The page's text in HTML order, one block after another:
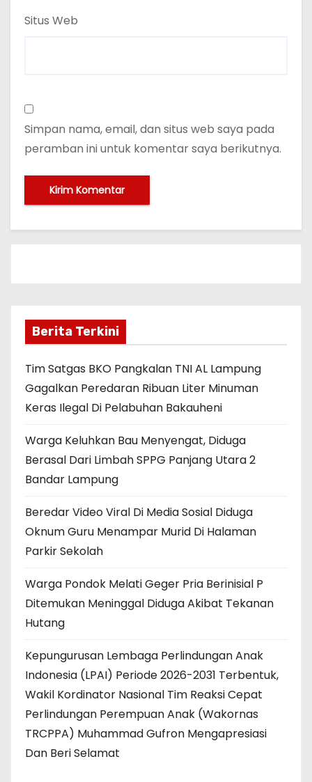
Situs Web
Simpan nama, email, dan situs web saya pada
peramban ini untuk komentar saya berikutnya.
Berita Terkini
Tim Satgas BKO Pangkalan TNI AL Lampung
Gagalkan Peredaran Ribuan Liter Minuman
Keras Ilegal Di Pelabuhan Bakauheni
Warga Keluhkan Bau Menyengat, Diduga
Berasal Dari Limbah SPPG Panjang Utara 2
Bandar Lampung
Beredar Video Viral Di Media Sosial Diduga
Oknum Guru Menampar Murid Di Halaman
Parkir Sekolah
Warga Pondok Melati Geger Pria Berinisial P
Ditemukan Meninggal Diduga Akibat Tekanan
Hutang
Kepungurusan Lembaga Perlindungan Anak
Indonesia (LPAI) Periode 2026-2031 Terbentuk,
Wakil Kordinator Nasional Tim Reaksi Cepat
Perlindungan Perempuan Anak (Wakornas
TRCPPA) Muhammad Gufron Mengapresiasi
Dan Beri Selamat